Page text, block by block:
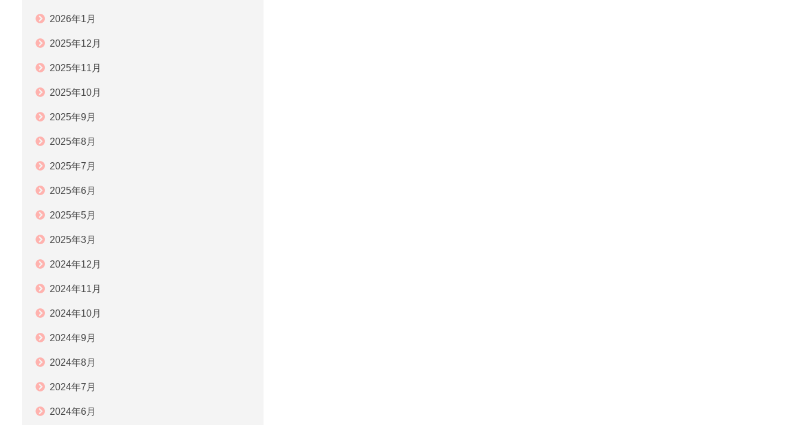
2026年1月
2025年12月
2025年11月
2025年10月
2025年9月
2025年8月
2025年7月
2025年6月
2025年5月
2025年3月
2024年12月
2024年11月
2024年10月
2024年9月
2024年8月
2024年7月
2024年6月